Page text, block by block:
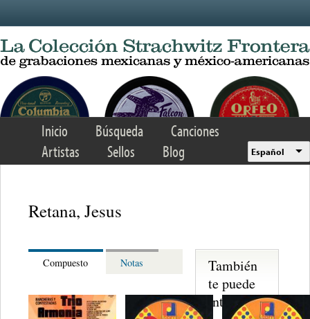
Inicio Búsqueda
Canciones
Artistas
Sellos Blog Español
Retana, Jesus
Compuesto Notas
También
te puede
interesar...